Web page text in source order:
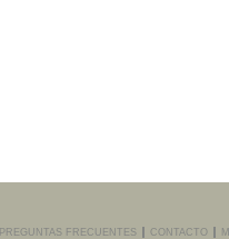
PREGUNTAS FRECUENTES CONTACTO